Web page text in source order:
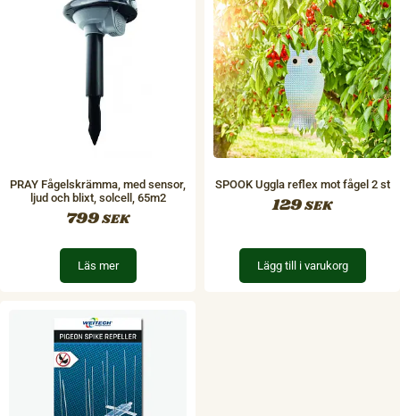
PRAY Fågelskrämma, med sensor,
ljud och blixt, solcell, 65m2
799SEK
Läs mer
SPOOK Uggla reflex mot fågel 2 st
129SEK
Lägg till i varukorg